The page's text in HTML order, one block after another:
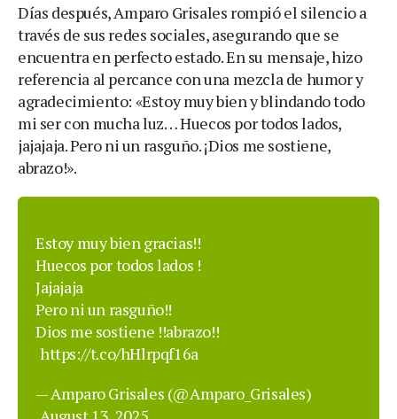
Días después, Amparo Grisales rompió el silencio a
través de sus redes sociales, asegurando que se
encuentra en perfecto estado. En su mensaje, hizo
referencia al percance con una mezcla de humor y
agradecimiento: «Estoy muy bien y blindando todo
mi ser con mucha luz… Huecos por todos lados,
jajajaja. Pero ni un rasguño. ¡Dios me sostiene,
abrazo!».
Estoy muy bien gracias!!
Huecos por todos lados !
Jajajaja
Pero ni un rasguño!!
Dios me sostiene !!abrazo!!
https://t.co/hHlrpqf16a
— Amparo Grisales (@Amparo_Grisales)